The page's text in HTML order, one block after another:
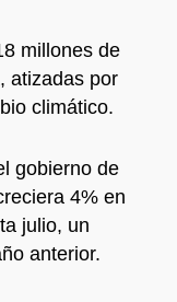
millones de
atizadas por
climático.
gobierno de
4% en
julio, un
anterior.